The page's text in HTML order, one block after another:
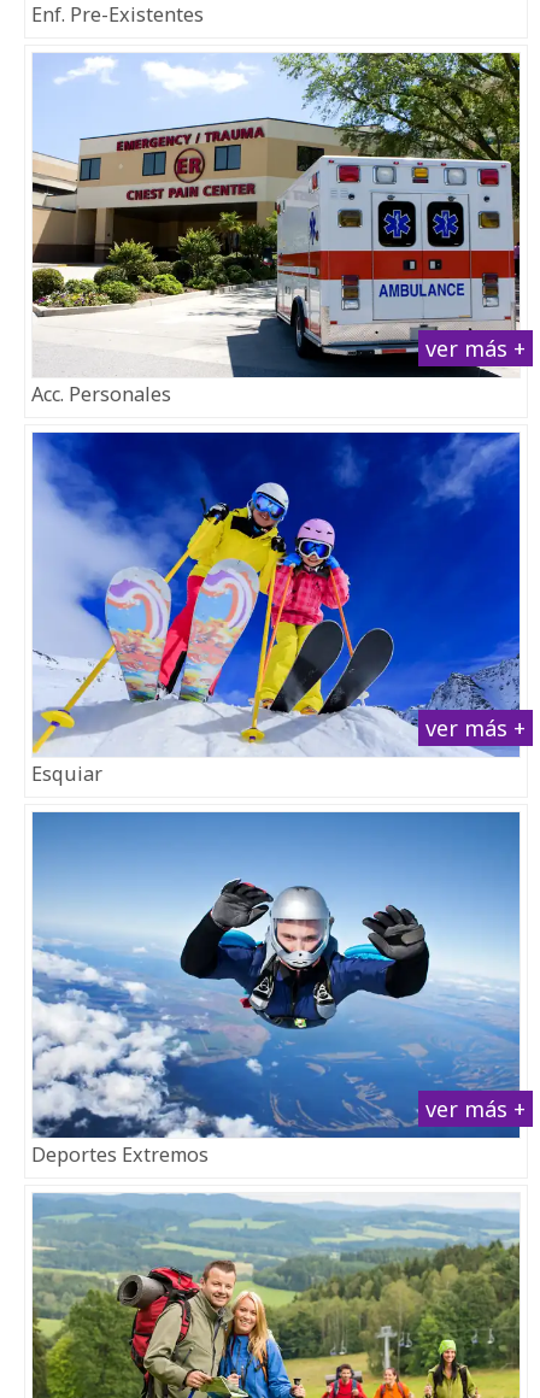
Enf. Pre-Existentes
ver más +
Acc. Personales
ver más +
Esquiar
ver más +
Deportes Extremos